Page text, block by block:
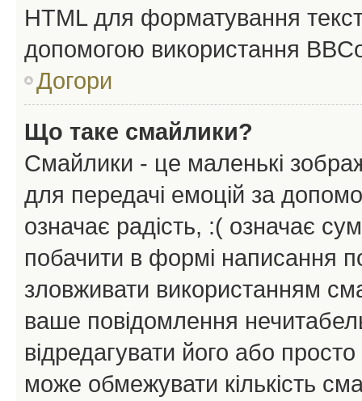
HTML для форматування
допомогою використання
Догори
Що таке смайлики?
Смайлики - це маленькі
для передачі емоцій за
означає радість, :( означає
побачити в формі написання
зловживати використанням
ваше повідомлення
відредагувати його або
може обмежувати кількість